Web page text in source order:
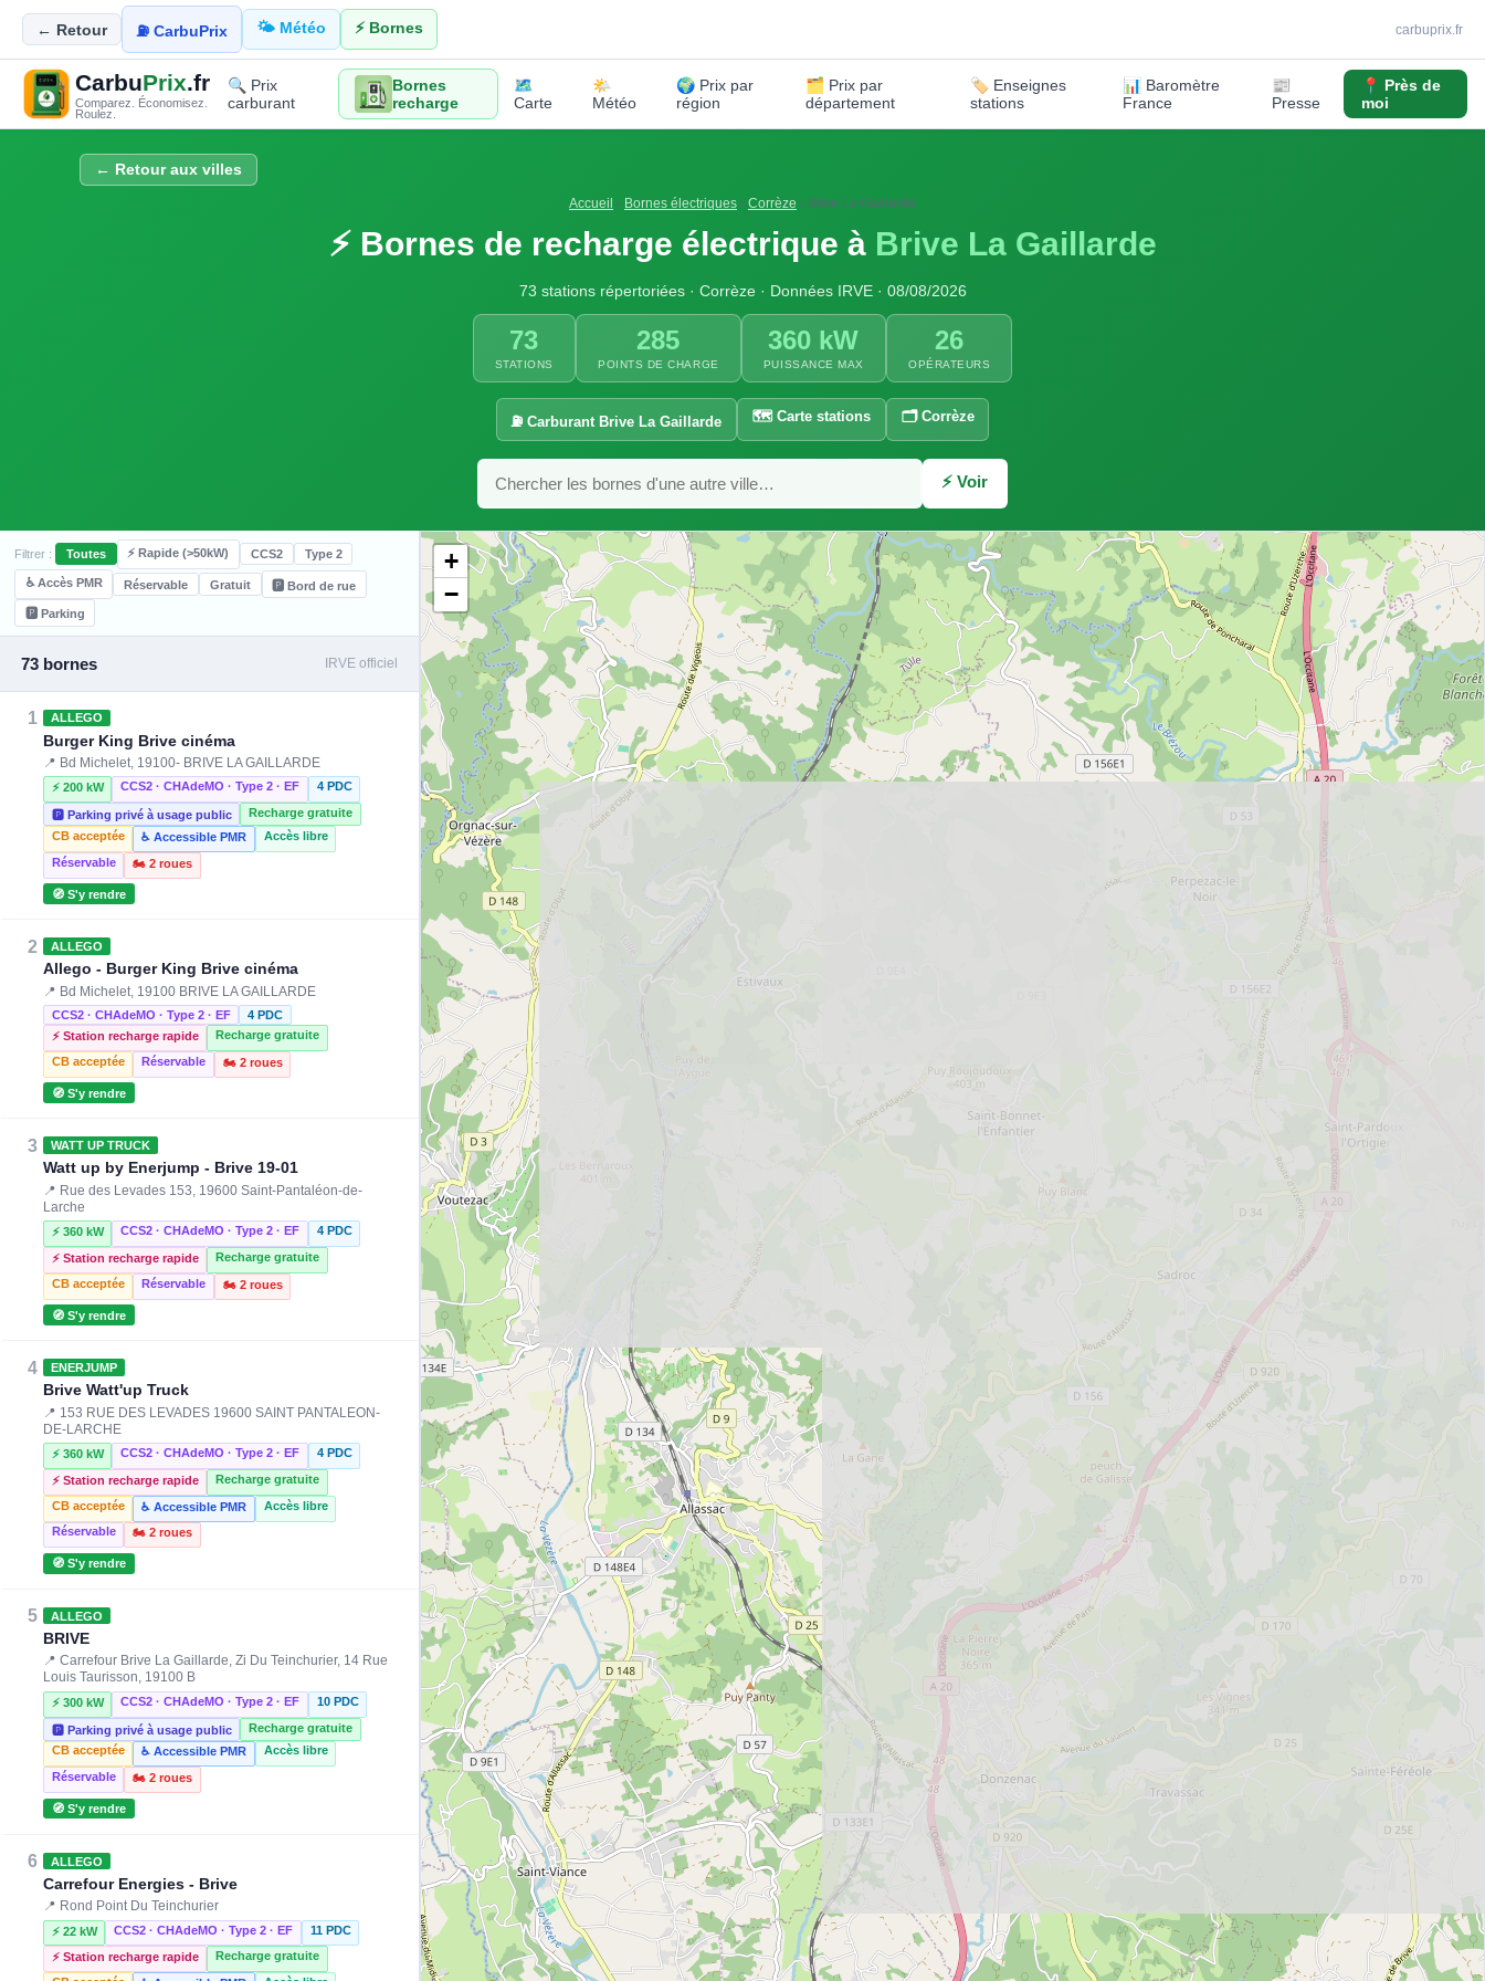
← Retour ⛽ CarbuPrix 🌤️ Météo ⚡ Bornes carbuprix.fr
CarbuPrix.fr
Comparez. Économisez.
Roulez.
🔍 Prix
carburant
Bornes
recharge
🗺️
Carte
🌤️
Météo
🌍 Prix par
région
🗂️ Prix par
département
🏷️ Enseignes
stations
📊 Baromètre
France
📰
Presse
📍 Près de
moi
← Retour aux villes
Accueil › Bornes électriques › Corrèze › Brive La Gaillarde
⚡ Bornes de recharge électrique à Brive La Gaillarde
73 stations répertoriées · Corrèze · Données IRVE · 08/08/2026
73
STATIONS
285
POINTS DE CHARGE
360 kW
PUISSANCE MAX
26
OPÉRATEURS
⛽ Carburant Brive La Gaillarde 🗺️ Carte stations 🗂️ Corrèze
⚡ Voir
Filtrer : Toutes ⚡ Rapide (>50kW) CCS2 Type 2
♿ Accès PMR Réservable Gratuit 🅿️ Bord de rue
🅿️ Parking
73 bornes IRVE officiel
1 ALLEGO
Burger King Brive cinéma
📍 Bd Michelet, 19100- BRIVE LA GAILLARDE
⚡ 200 kW CCS2 · CHAdeMO · Type 2 · EF 4 PDC
🅿️ Parking privé à usage public
Recharge gratuite
CB acceptée
♿ Accessible PMR
Accès libre
Réservable
🏍️ 2 roues
🧭 S'y rendre
2 ALLEGO
Allego - Burger King Brive cinéma
📍 Bd Michelet, 19100 BRIVE LA GAILLARDE
CCS2 · CHAdeMO · Type 2 · EF
4 PDC
⚡ Station recharge rapide
Recharge gratuite
CB acceptée
Réservable 🏍️ 2 roues
🧭 S'y rendre
3 WATT UP TRUCK
Watt up by Enerjump - Brive 19-01
📍 Rue des Levades 153, 19600 Saint-Pantaléon-de-
Larche
⚡ 360 kW CCS2 · CHAdeMO · Type 2 · EF 4 PDC
⚡ Station recharge rapide
Recharge gratuite
CB acceptée
Réservable 🏍️ 2 roues
🧭 S'y rendre
4 ENERJUMP
Brive Watt'up Truck
📍 153 RUE DES LEVADES 19600 SAINT PANTALEON-
DE-LARCHE
⚡ 360 kW CCS2 · CHAdeMO · Type 2 · EF 4 PDC
⚡ Station recharge rapide
Recharge gratuite
CB acceptée
♿ Accessible PMR
Accès libre
Réservable
🏍️ 2 roues
🧭 S'y rendre
5 ALLEGO
BRIVE
📍 Carrefour Brive La Gaillarde, Zi Du Teinchurier, 14 Rue
Louis Taurisson, 19100 B
⚡ 300 kW CCS2 · CHAdeMO · Type 2 · EF 10 PDC
🅿️ Parking privé à usage public
Recharge gratuite
CB acceptée
♿ Accessible PMR
Accès libre
Réservable
🏍️ 2 roues
🧭 S'y rendre
6 ALLEGO
Carrefour Energies - Brive
📍 Rond Point Du Teinchurier
⚡ 22 kW CCS2 · CHAdeMO · Type 2 · EF 11 PDC
⚡ Station recharge rapide
Recharge gratuite
+
−